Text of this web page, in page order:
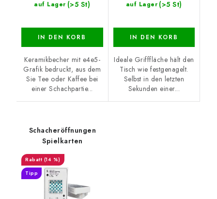
auf Lager (>5 St)
IN DEN KORB
Keramikbecher mit e4e5-
Grafik bedruckt, aus dem
Sie Tee oder Kaffee bei
einer Schachpartie...
auf Lager (>5 St)
IN DEN KORB
Ideale Grifffläche hält den
Tisch wie festgenagelt.
Selbst in den letzten
Sekunden einer...
Schacheröffnungen
Spielkarten
(14 %)
Tipp